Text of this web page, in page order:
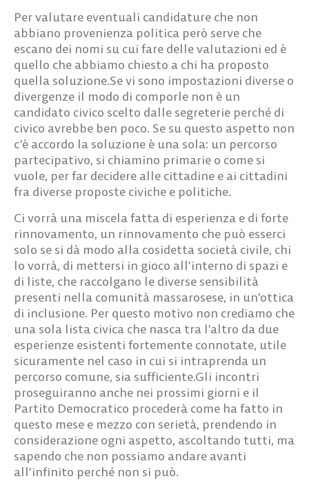
Per valutare eventuali candidature che non
abbiano provenienza politica però serve che
escano dei nomi su cui fare delle valutazioni ed è
quello che abbiamo chiesto a chi ha proposto
quella soluzione.Se vi sono impostazioni diverse o
divergenze il modo di comporle non è un
candidato civico scelto dalle segreterie perché di
civico avrebbe ben poco. Se su questo aspetto non
c’è accordo la soluzione è una sola: un percorso
partecipativo, si chiamino primarie o come si
vuole, per far decidere alle cittadine e ai cittadini
fra diverse proposte civiche e politiche.
Ci vorrà una miscela fatta di esperienza e di forte
rinnovamento, un rinnovamento che può esserci
solo se si dà modo alla cosidetta società civile, chi
lo vorrà, di mettersi in gioco all’interno di spazi e
di liste, che raccolgano le diverse sensibilità
presenti nella comunità massarosese, in un’ottica
di inclusione. Per questo motivo non crediamo che
una sola lista civica che nasca tra l’altro da due
esperienze esistenti fortemente connotate, utile
sicuramente nel caso in cui si intraprenda un
percorso comune, sia sufficiente.Gli incontri
proseguiranno anche nei prossimi giorni e il
Partito Democratico procederà come ha fatto in
questo mese e mezzo con serietà, prendendo in
considerazione ogni aspetto, ascoltando tutti, ma
sapendo che non possiamo andare avanti
all’infinito perché non si può.